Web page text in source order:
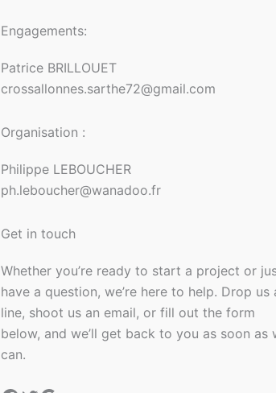
Engagements:
Patrice BRILLOUET
crossallonnes.sarthe72@gmail.com
Organisation :
Philippe LEBOUCHER
ph.leboucher@wanadoo.fr
Get in touch
Whether you’re ready to start a project or
have a question, we’re here to help. Drop us
line, shoot us an email, or fill out the form
below, and we’ll get back to you as soon as
can.